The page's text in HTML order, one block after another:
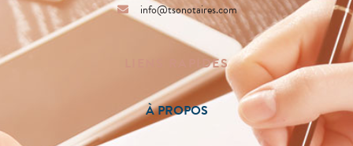
info@tsonotaires.com
LIENS RAPIDES
À PROPOS